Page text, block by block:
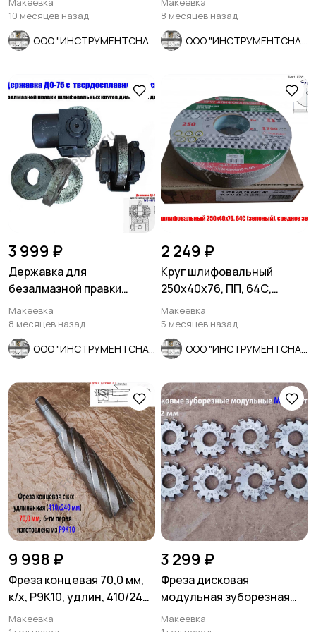
10 месяцев назад
8 месяцев назад
3 999 ₽
Державка для
безалмазной правки
шлифовальных кругов
ДО-75 с кругом.
Макеевка
8 месяцев назад
2 249 ₽
Круг шлифовальный
250х40х76, ПП, 64С,
зеленый, K7 V35, среднее
зерно.
Макеевка
5 месяцев назад
9 998 ₽
Фреза концевая 70,0 мм,
к/х, Р9К10, удлин, 410/240
мм, Z6, КМ5, СССР.
Макеевка
3 299 ₽
Фреза дисковая
модульная зуборезная
М0,8; Р6М5, 20°, Z12, к-т 8
Макеевка